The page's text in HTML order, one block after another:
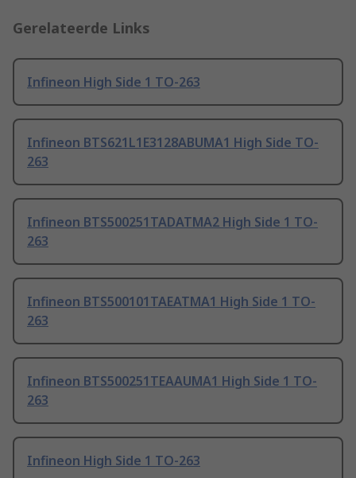
Gerelateerde Links
Infineon High Side 1 TO-263
Infineon BTS621L1E3128ABUMA1 High Side TO-
263
Infineon BTS500251TADATMA2 High Side 1 TO-
263
Infineon BTS500101TAEATMA1 High Side 1 TO-
263
Infineon BTS500251TEAAUMA1 High Side 1 TO-
263
Infineon High Side 1 TO-263